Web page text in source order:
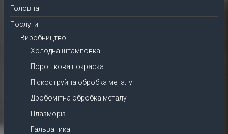
Головна
Послуги
Виробництво
Холодна штамповка
Порошкова покраска
Піскоструйна обробка металу
Дробомітна обробка металу
Плазморіз
Гальваника